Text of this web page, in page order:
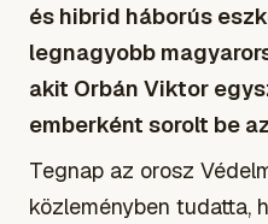
és hibrid háborús
legnagyobb
akit Orbán Viktor
emberként sorolt be
Tegnap az orosz
közleményben tudatta,